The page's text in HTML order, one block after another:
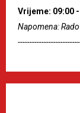
Vrijeme: 09:00
Napomena: